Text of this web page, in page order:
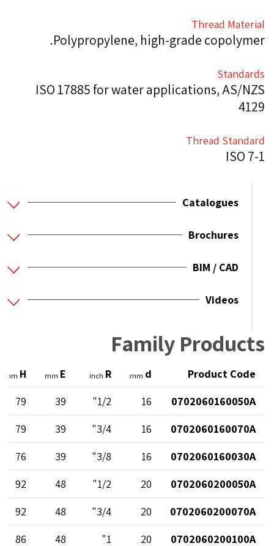
Thread Material
Polypropylene, high-grade copolymer.
Standards
ISO 17885 for water applications, AS/NZS
4129
Thread Standard
ISO 7-1
Catalogues
Brochures
BIM / CAD
Videos
Family Products
Product Code
d
mm
R
inch
E
mm
H
mm
0702060160050A
16
1/2"
39
79
0702060160070A
16
3/4"
39
79
0702060160030A
16
3/8"
39
76
0702060200050A
20
1/2"
48
92
0702060200070A
20
3/4"
48
92
0702060200100A
20
1"
48
86